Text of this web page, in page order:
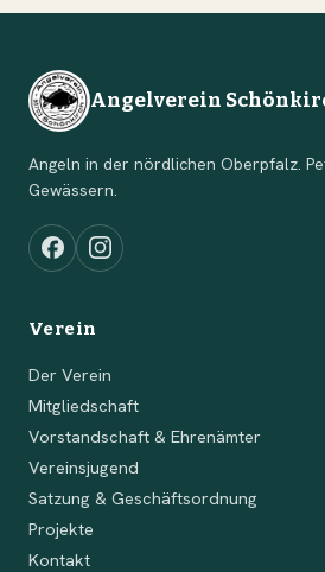
Angelverein
Angeln in der nördlichen Oberpfalz.
Gewässern.
Verein
Der Verein
Mitgliedschaft
Vorstandschaft & Ehrenämter
Vereinsjugend
Satzung & Geschäftsordnung
Projekte
Kontakt